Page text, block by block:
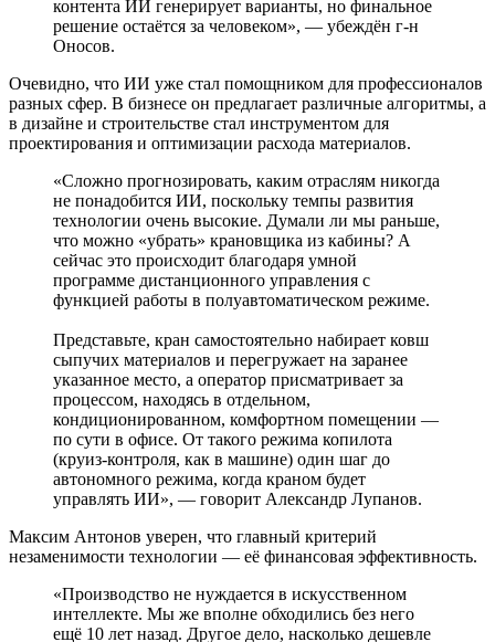
контента ИИ генерирует варианты, но финальное
решение остаётся за человеком», — убеждён г-н
Оносов.
Очевидно, что ИИ уже стал помощником для профессионалов
разных сфер. В бизнесе он предлагает различные алгоритмы, а
в дизайне и строительстве стал инструментом для
проектирования и оптимизации расхода материалов.
«Сложно прогнозировать, каким отраслям никогда
не понадобится ИИ, поскольку темпы развития
технологии очень высокие. Думали ли мы раньше,
что можно «убрать» крановщика из кабины? А
сейчас это происходит благодаря умной
программе дистанционного управления с
функцией работы в полуавтоматическом режиме.
Представьте, кран самостоятельно набирает ковш
сыпучих материалов и перегружает на заранее
указанное место, а оператор присматривает за
процессом, находясь в отдельном,
кондиционированном, комфортном помещении —
по сути в офисе. От такого режима копилота
(круиз-контроля, как в машине) один шаг до
автономного режима, когда краном будет
управлять ИИ», — говорит Александр Лупанов.
Максим Антонов уверен, что главный критерий
незаменимости технологии — её финансовая эффективность.
«Производство не нуждается в искусственном
интеллекте. Мы же вполне обходились без него
ещё 10 лет назад. Другое дело, насколько дешевле